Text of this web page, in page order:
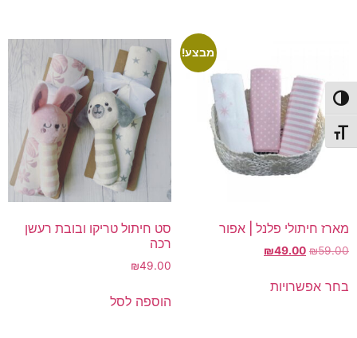
הפעל/כבה ניגודיות גבוהה
מתג גודל גופן
מבצע!
מארז חיתולי פלנל | אפור
₪59.00
המחיר
היה:
₪49.00
בחר אפשרויותזה
סט חיתול טריקו ובובת רעשן
רכה
₪49.00
הוספה לסל